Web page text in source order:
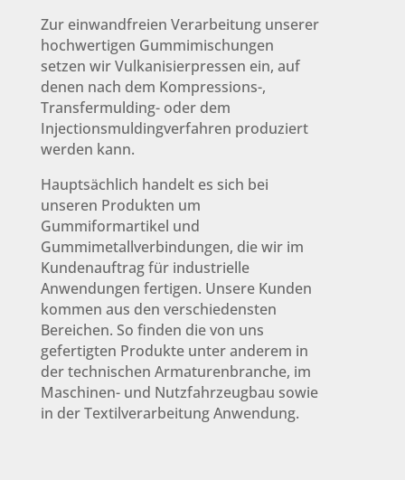
Zur einwandfreien Verarbeitung unserer
hochwertigen Gummimischungen
setzen wir Vulkanisierpressen ein, auf
denen nach dem Kompressions-,
Transfermulding- oder dem
Injectionsmuldingverfahren produziert
werden kann.
Hauptsächlich handelt es sich bei
unseren Produkten um
Gummiformartikel und
Gummimetallverbindungen, die wir im
Kundenauftrag für industrielle
Anwendungen fertigen. Unsere Kunden
kommen aus den verschiedensten
Bereichen. So finden die von uns
gefertigten Produkte unter anderem in
der technischen Armaturenbranche, im
Maschinen- und Nutzfahrzeugbau sowie
in der Textilverarbeitung Anwendung.